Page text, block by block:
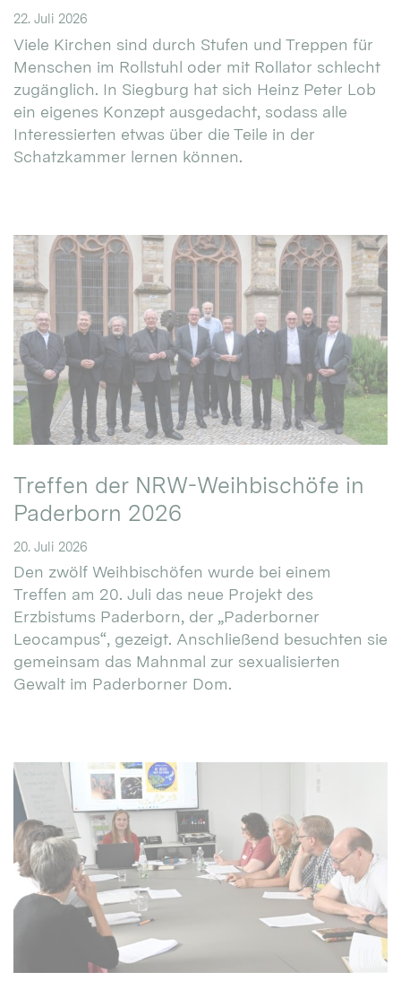
22. Juli 2026
Viele Kirchen sind durch Stufen und Treppen für
Menschen im Rollstuhl oder mit Rollator schlecht
zugänglich. In Siegburg hat sich Heinz Peter Lob
ein eigenes Konzept ausgedacht, sodass alle
Interessierten etwas über die Teile in der
Schatzkammer lernen können.
Treffen der NRW-Weihbischöfe in
Paderborn 2026
20. Juli 2026
Den zwölf Weihbischöfen wurde bei einem
Treffen am 20. Juli das neue Projekt des
Erzbistums Paderborn, der „Paderborner
Leocampus“, gezeigt. Anschließend besuchten sie
gemeinsam das Mahnmal zur sexualisierten
Gewalt im Paderborner Dom.